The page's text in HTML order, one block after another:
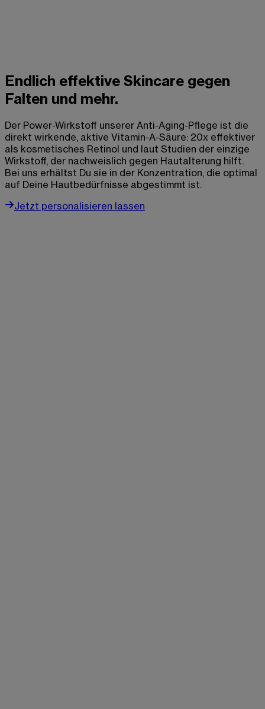
Endlich effektive Skincare gegen
Falten und mehr.
Der Power-Wirkstoff unserer Anti-Aging-Pflege ist die
direkt wirkende, aktive Vitamin-A-Säure: 20x effektiver
als kosmetisches Retinol und laut Studien der einzige
Wirkstoff, der nachweislich gegen Hautalterung hilft.
Bei uns erhältst Du sie in der Konzentration, die optimal
auf Deine Hautbedürfnisse abgestimmt ist.
Jetzt personalisieren lassen